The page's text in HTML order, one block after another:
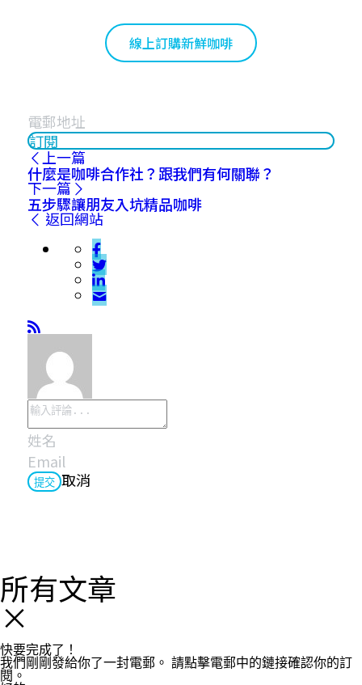
線上訂購新鮮咖啡
訂閱
上一篇
什麼是咖啡合作社？跟我們有何關聯？
下一篇
五步驟讓朋友入坑精品咖啡
返回網站
提交 取消
所有文章
×
快要完成了！
我們剛剛發給你了一封電郵。 請點擊電郵中的鏈接確認你的訂
閱。